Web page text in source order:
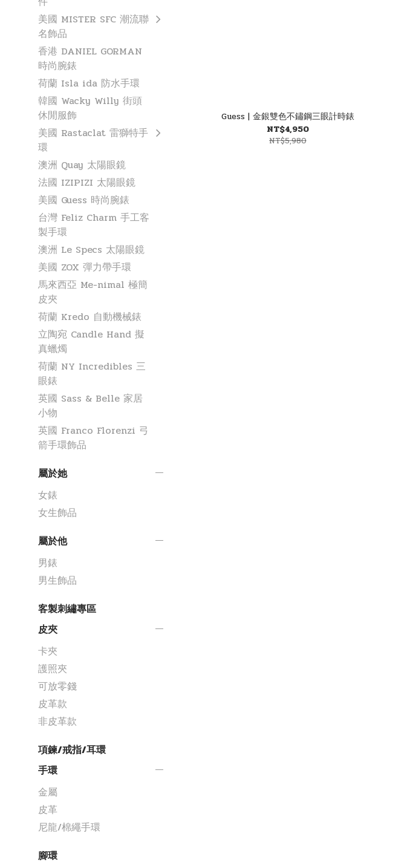
美國 MISTER SFC 潮流聯
名飾品
香港 DANIEL GORMAN
時尚腕錶
荷蘭 Isla ida 防水手環
韓國 Wacky Willy 街頭
休閒服飾
美國 Rastaclat 雷獅特手
環
澳洲 Quay 太陽眼鏡
法國 IZIPIZI 太陽眼鏡
美國 Guess 時尚腕錶
台灣 Feliz Charm 手工客
製手環
澳洲 Le Specs 太陽眼鏡
美國 ZOX 彈力帶手環
馬來西亞 Me-nimal 極簡
皮夾
荷蘭 Kredo 自動機械錶
立陶宛 Candle Hand 擬
真蠟燭
荷蘭 NY Incredibles 三
眼錶
英國 Sass & Belle 家居
小物
英國 Franco Florenzi 弓
箭手環飾品
屬於她
女錶
女生飾品
屬於他
男錶
男生飾品
客製刺繡專區
皮夾
卡夾
護照夾
可放零錢
皮革款
非皮革款
項鍊/戒指/耳環
手環
金屬
皮革
尼龍/棉繩手環
腳環
Guess | 金銀雙色不鏽鋼三眼計時錶
NT$4,950
NT$5,980